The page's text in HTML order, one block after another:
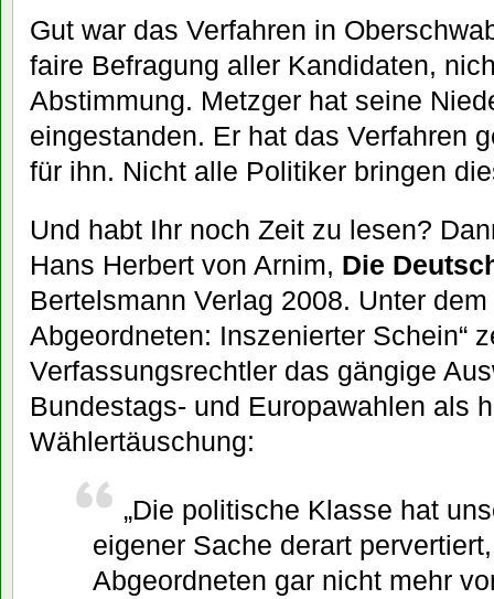
Gut war das Verfahren in
faire Befragung aller Kandidaten,
Abstimmung. Metzger hat seine
eingestanden. Er hat das Verfahren
für ihn. Nicht alle Politiker bringen
Und habt Ihr noch Zeit zu lesen?
Hans Herbert von Arnim, Die
Bertelsmann Verlag 2008. Unter
Abgeordneten: Inszenierter Schein“
Verfassungsrechtler das gängige
Bundestags- und Europawahlen als
Wählertäuschung:
„Die politische Klasse hat
eigener Sache derart
Abgeordneten gar nicht mehr